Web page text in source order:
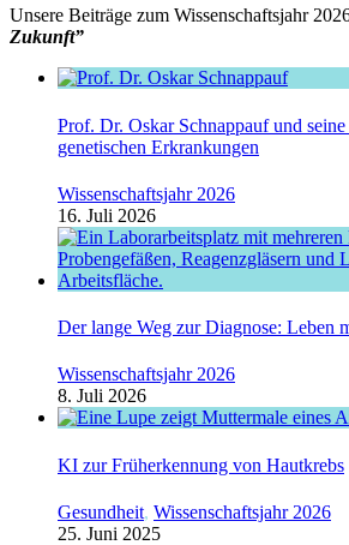
Unsere Beiträge zum Wissenschaftsjahr
Zukunft”
Prof. Dr. Oskar Schnappauf und
genetischen Erkrankungen
Wissenschaftsjahr 2026
16. Juli 2026
Der lange Weg zur Diagnose: Leben
Wissenschaftsjahr 2026
8. Juli 2026
KI zur Früherkennung von Hautkrebs
Gesundheit, Wissenschaftsjahr 2026
25. Juni 2025